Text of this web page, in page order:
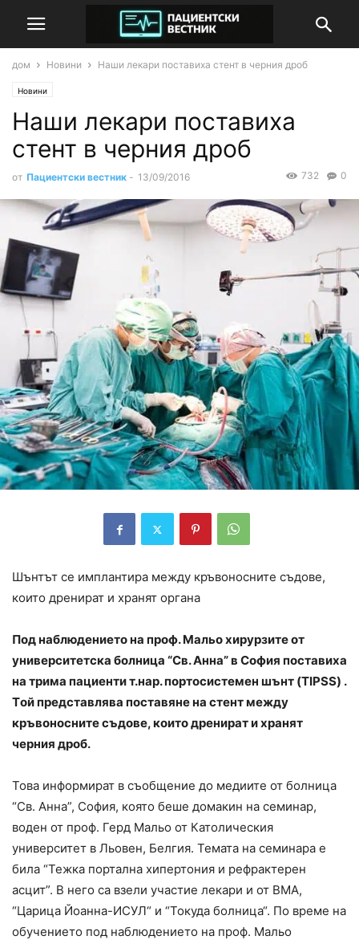
дом Новини Наши лекари поставиха стент в черния дроб
Новини
Наши лекари поставиха
стент в черния дроб
от Пациентски вестник - 13/09/2016 0
732
Шънтът се имплантира между кръвоносните съдове,
които дренират и хранят органа
Под наблюдението на проф. Мальо хирурзите от
университетска болница “Св. Анна” в София поставиха
на трима пациенти т.нар. портосистемен шънт (TIPSS) .
Tой представлява поставяне на стент между
кръвоносните съдове, които дренират и хранят
черния дроб.
Това информират в съобщение до медиите от болница
“Св. Анна”, София, която беше домакин на семинар,
воден от проф. Герд Мальо от Католическия
университет в Льовен, Белгия. Темата на семинара е
била “Тежка портална хипертония и рефрактерен
асцит”. В него са взели участие лекари и от ВМА,
“Царица Йоанна-ИСУЛ“ и “Токуда болница“. По време на
обучението под наблюдението на проф. Мальо